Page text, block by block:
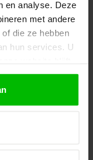
en analyse. Deze
met andere
die ze hebben
hun services. U
bouwmaterialen
assortiment
plaatmaterialen.
op maat